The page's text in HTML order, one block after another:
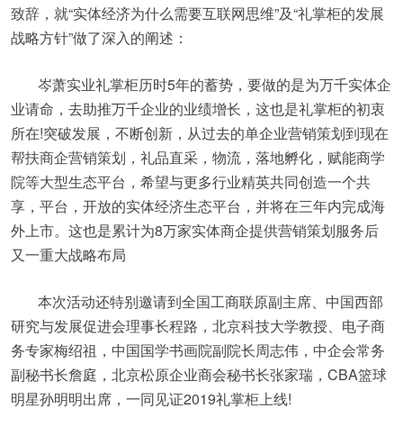
致辞，就“实体经济为什么需要互联网思维”及“礼掌柜的发展
战略方针”做了深入的阐述：
岑萧实业礼掌柜历时5年的蓄势，要做的是为万千实体企
业请命，去助推万千企业的业绩增长，这也是礼掌柜的初衷
所在!突破发展，不断创新，从过去的单企业营销策划到现在
帮扶商企营销策划，礼品直采，物流，落地孵化，赋能商学
院等大型生态平台，希望与更多行业精英共同创造一个共
享，平台，开放的实体经济生态平台，并将在三年内完成海
外上市。这也是累计为8万家实体商企提供营销策划服务后
又一重大战略布局
本次活动还特别邀请到全国工商联原副主席、中国西部
研究与发展促进会理事长程路，北京科技大学教授、电子商
务专家梅绍祖，中国国学书画院副院长周志伟，中企会常务
副秘书长詹庭，北京松原企业商会秘书长张家瑞，CBA篮球
明星孙明明出席，一同见证2019礼掌柜上线!